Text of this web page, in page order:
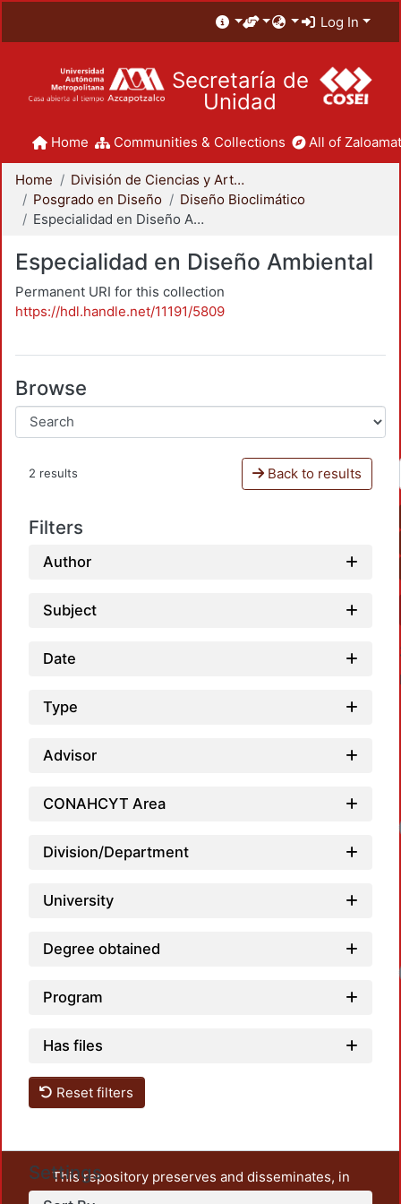
Log In
Secretaría de
Unidad
Home Communities & Collections All of
Home
División de Ciencias y Artes para el Diseño
Posgrado en Diseño
Diseño Bioclimático
Especialidad en Diseño Ambiental
Especialidad en Diseño Ambiental
Permanent URI for this collection
https://hdl.handle.net/11191/5809
Browse
2 results Back to results
Filters
Author
Subject
Date
Type
Advisor
CONAHCYT Area
Division/Department
University
Degree obtained
Program
Has files
Reset filters
Settings
This repository preserves and disseminates, in
unrestricted open access, the teaching and research